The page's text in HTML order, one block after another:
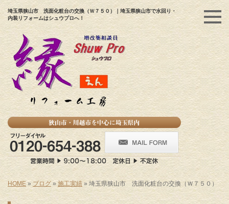
埼玉県狭山市 洗面化粧台の交換（Ｗ７５０）｜埼玉県狭山市で水回り・
内装リフォームはシュウプロへ！
HOME »ブログ » 施工実績 » 埼玉県狭山市 洗面化粧台の交換（Ｗ７５０）